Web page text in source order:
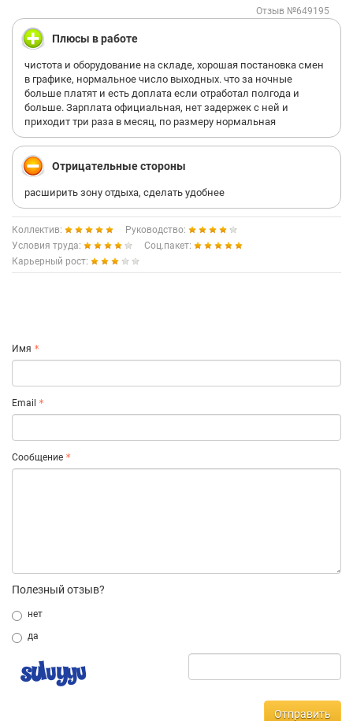
Отзыв №649195
Плюсы в работе
чистота и оборудование на складе, хорошая постановка смен
в графике, нормальное число выходных. что за ночные
больше платят и есть доплата если отработал полгода и
больше. Зарплата официальная, нет задержек с ней и
приходит три раза в месяц, по размеру нормальная
Отрицательные стороны
расширить зону отдыха, сделать удобнее
Коллектив:
Руководство:
Условия труда:
Соц.пакет:
Карьерный рост:
Имя
Email
Сообщение
Полезный отзыв?
нет
да
Отправить